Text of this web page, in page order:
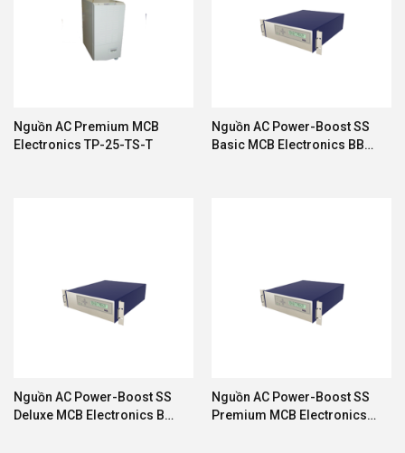
Nguồn AC Premium MCB
Electronics TP-25-TS-T
Nguồn AC Power-Boost SS
Basic MCB Electronics BB-
Nguồn AC Power-Boost SS
Deluxe MCB Electronics BD-
Nguồn AC Power-Boost SS
Premium MCB Electronics